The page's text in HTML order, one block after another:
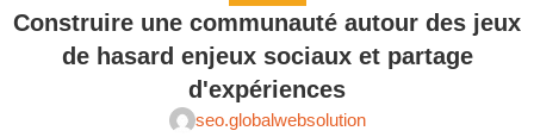
Construire une communauté autour des jeux
de hasard enjeux sociaux et partage
d'expériences
seo.globalwebsolution